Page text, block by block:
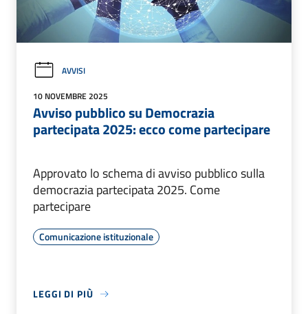
AVVISI
10 NOVEMBRE 2025
Avviso pubblico su Democrazia
partecipata 2025: ecco come partecipare
Approvato lo schema di avviso pubblico sulla
democrazia partecipata 2025. Come
partecipare
Comunicazione istituzionale
LEGGI DI PIÙ